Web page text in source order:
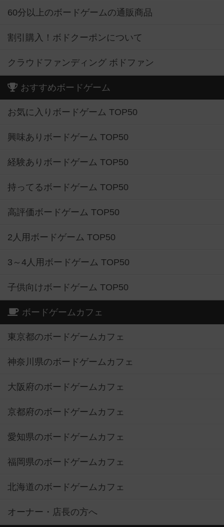
60分以上のボードゲームの通販商品
割引購入！ボドクーポンについて
クラウドファンディング ボドファン
おすすめボードゲーム
お気に入りボードゲーム TOP50
興味ありボードゲーム TOP50
経験ありボードゲーム TOP50
持ってるボードゲーム TOP50
高評価ボードゲーム TOP50
2人用ボードゲーム TOP50
3～4人用ボードゲーム TOP50
子供向けボードゲーム TOP50
ボードゲームカフェ
東京都のボードゲームカフェ
神奈川県のボードゲームカフェ
大阪府のボードゲームカフェ
京都府のボードゲームカフェ
愛知県のボードゲームカフェ
福岡県のボードゲームカフェ
北海道のボードゲームカフェ
オーナー・店長の方へ